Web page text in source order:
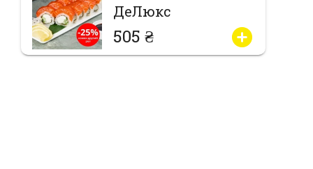
ДеЛюкс
505 ₴